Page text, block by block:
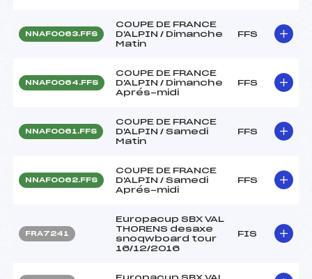
NNAF0063.FFS
COUPE DE FRANCE
D'ALPIN / Dimanche
Matin
FFS
NNAF0064.FFS
COUPE DE FRANCE
D'ALPIN / Dimanche
Aprés-midi
FFS
NNAF0061.FFS
COUPE DE FRANCE
D'ALPIN / Samedi
Matin
FFS
NNAF0062.FFS
COUPE DE FRANCE
D'ALPIN / Samedi
Aprés-midi
FFS
FRA7241
Europacup SBX VAL
THORENS desaxe
snoqwboard tour
16/12/2016
FIS
Europacup SBX VAL